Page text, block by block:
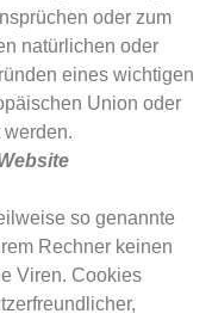
oder zum
natürlichen oder
eines wichtigen
Union oder
so genannte
Rechner keinen
Viren. Cookies